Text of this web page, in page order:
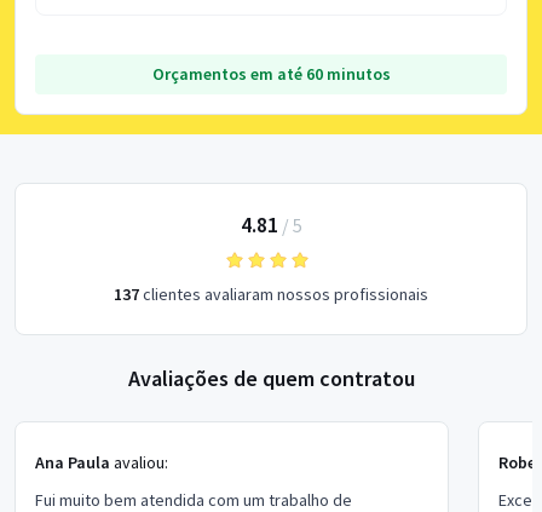
Orçamentos em até 60 minutos
4.81 / 5
137clientes avaliaram nossos profissionais
Avaliações de quem contratou
Ana Paula avaliou:
Fui muito bem atendida com um trabalho de